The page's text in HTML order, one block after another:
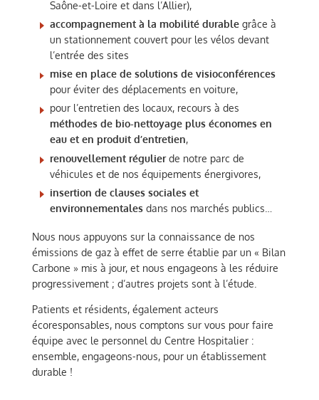
Saône-et-Loire et dans l’Allier),
accompagnement à la mobilité durablegrâce à
un stationnement couvert pour les vélos devant
l’entrée des sites
mise en place de solutions de visioconférences
pour éviter des déplacements en voiture,
pour l’entretien des locaux, recours à des
méthodes de bio-nettoyage plus économes en
eau et en produit d’entretien,
renouvellement régulierde notre parc de
véhicules et de nos équipements énergivores,
insertion de clauses sociales et
environnementalesdans nos marchés publics…
Nous nous appuyons sur la connaissance de nos
émissions de gaz à effet de serre établie par un « Bilan
Carbone » mis à jour, et nous engageons à les réduire
progressivement ; d’autres projets sont à l’étude.
Patients et résidents, également acteurs
écoresponsables, nous comptons sur vous pour faire
équipe avec le personnel du Centre Hospitalier :
ensemble, engageons-nous, pour un établissement
durable !